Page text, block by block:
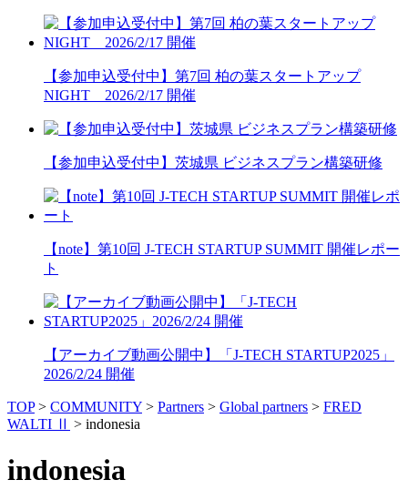
【参加申込受付中】第7回 柏の葉スタートアップ
NIGHT 2026/2/17 開催
【参加申込受付中】茨城県 ビジネスプラン構築研修
【note】第10回 J-TECH STARTUP SUMMIT 開催レポー
ト
【アーカイブ動画公開中】「J-TECH STARTUP2025」
2026/2/24 開催
TOP> COMMUNITY > Partners > Global partners > FRED
WALTI Ⅱ > indonesia
indonesia